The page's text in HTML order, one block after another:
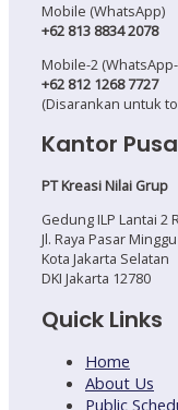
Mobile (WhatsApp)
+62 813 8834 2078
Mobile-2
+62 812 1268 7727
(Disarankan untuk
Kantor
PT Kreasi Nilai Grup
Gedung ILP Lantai 2
Jl. Raya Pasar
Kota Jakarta Selatan
DKI Jakarta 12780
Quick Links
Home
About Us
Public